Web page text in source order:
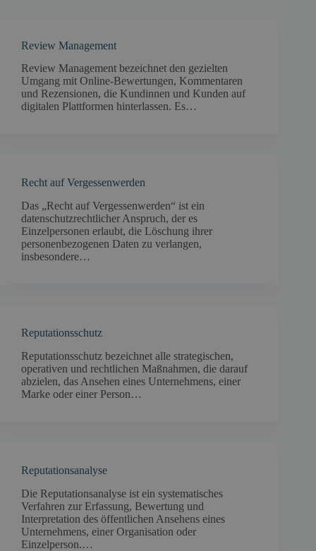
Review Management
Review Management bezeichnet den gezielten
Umgang mit Online-Bewertungen, Kommentaren
und Rezensionen, die Kundinnen und Kunden auf
digitalen Plattformen hinterlassen. Es…
Recht auf Vergessenwerden
Das „Recht auf Vergessenwerden“ ist ein
datenschutzrechtlicher Anspruch, der es
Einzelpersonen erlaubt, die Löschung ihrer
personenbezogenen Daten zu verlangen,
insbesondere…
Reputationsschutz
Reputationsschutz bezeichnet alle strategischen,
operativen und rechtlichen Maßnahmen, die darauf
abzielen, das Ansehen eines Unternehmens, einer
Marke oder einer Person…
Reputationsanalyse
Die Reputationsanalyse ist ein systematisches
Verfahren zur Erfassung, Bewertung und
Interpretation des öffentlichen Ansehens eines
Unternehmens, einer Organisation oder
Einzelperson.…